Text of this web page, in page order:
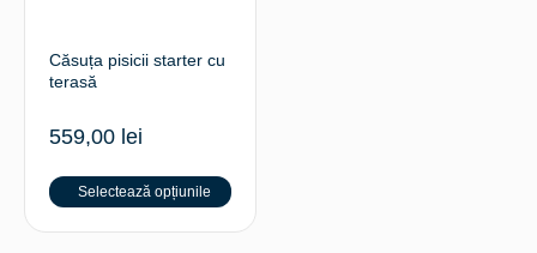
Căsuța pisicii starter cu
terasă
559,00 lei
Selectează opțiunile